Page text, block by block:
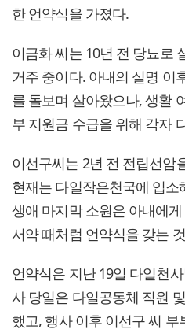
한 언약식을 가졌다.
이금화 씨는 10년 전 당뇨로
거주 중이다. 아내의 실명 이
를 돌보며 살아왔으나, 생활
부 지원금 수급을 위해 각자
이선구씨는 2년 전 전립선암
현재는 다일작은천국에 입
생애 마지막 소원은 아내에
서약 때처럼 언약식을 갖는
언약식은 지난 19일 다일천
사 당일은 다일공동체 직원
했고, 행사 이후 이선구 씨